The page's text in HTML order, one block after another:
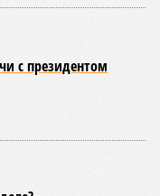
срок мог быть, если
старения, в том
многомиллионную
кстати, New
получилось, что
а максимальным –
человеку
концов света,